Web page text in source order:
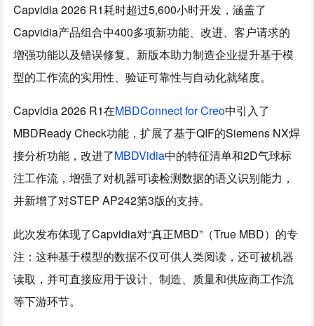
Capvidia 2026 R1耗时超过5,600小时开发，涵盖了
Capvidia产品组合中400多项新功能、改进、客户请求的
增强功能以及错误修复。新版本助力制造企业提升基于模
型的工作流的实用性、验证可靠性与自动化就绪度。
Capvidia 2026 R1在MBDConnect for Creo中引入了
MBDReady Check功能，扩展了基于QIF的Siemens NX焊
接分析功能，改进了MBDVidia中的特征清单和2D气球标
注工作流，增强了对机器可读检测数据的语义识别能力，
并新增了对STEP AP242第3版的支持。
此次发布体现了Capvidia对“真正MBD”（True MBD）的专
注：这种基于模型的数据不仅可供人类阅读，还可被机器
读取，并可直接应用于设计、制造、质量和供应商工作流
等下游环节。